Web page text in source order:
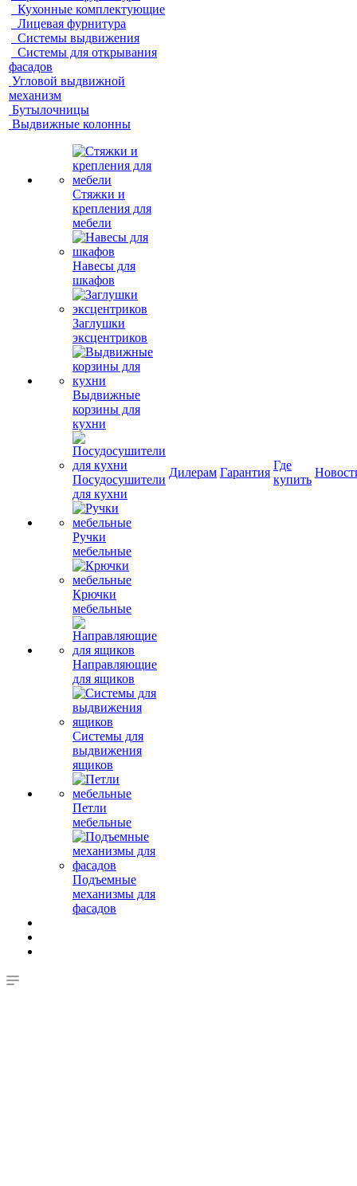
Кухонные комплектующие
Лицевая фурнитура
Системы выдвижения
Системы для открывания
фасадов
Угловой выдвижной
механизм
Бутылочницы
Выдвижные колонны
Стяжки и
крепления для
мебели
Навесы для
шкафов
Заглушки
эксцентриков
Выдвижные
корзины для
кухни
Посудосушители
для кухни
Ручки
мебельные
Крючки
мебельные
Направляющие
для ящиков
Системы для
выдвижения
ящиков
Петли
мебельные
Подъемные
механизмы для
фасадов
Дилерам Гарантия
Где
купить